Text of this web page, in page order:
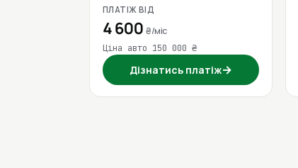
ПЛАТІЖ ВІД
4 600₴/міс
Ціна авто 150 000 ₴
Дізнатись платіж→